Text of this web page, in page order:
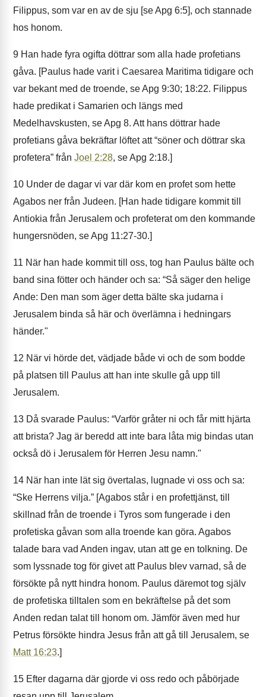
Filippus, som var en av de sju [se Apg 6:5], och stannade
hos honom.
9 Han hade fyra ogifta döttrar som alla hade profetians
gåva. [Paulus hade varit i Caesarea Maritima tidigare och
var bekant med de troende, se Apg 9:30; 18:22. Filippus
hade predikat i Samarien och längs med
Medelhavskusten, se Apg 8. Att hans döttrar hade
profetians gåva bekräftar löftet att “söner och döttrar ska
profetera” från Joel 2:28, se Apg 2:18.]
10 Under de dagar vi var där kom en profet som hette
Agabos ner från Judeen. [Han hade tidigare kommit till
Antiokia från Jerusalem och profeterat om den kommande
hungersnöden, se Apg 11:27-30.]
11 När han hade kommit till oss, tog han Paulus bälte och
band sina fötter och händer och sa: “Så säger den helige
Ande: Den man som äger detta bälte ska judarna i
Jerusalem binda så här och överlämna i hedningars
händer."
12 När vi hörde det, vädjade både vi och de som bodde
på platsen till Paulus att han inte skulle gå upp till
Jerusalem.
13 Då svarade Paulus: “Varför gråter ni och får mitt hjärta
att brista? Jag är beredd att inte bara låta mig bindas utan
också dö i Jerusalem för Herren Jesu namn."
14 När han inte lät sig övertalas, lugnade vi oss och sa:
“Ske Herrens vilja.” [Agabos står i en profettjänst, till
skillnad från de troende i Tyros som fungerade i den
profetiska gåvan som alla troende kan göra. Agabos
talade bara vad Anden ingav, utan att ge en tolkning. De
som lyssnade tog för givet att Paulus blev varnad, så de
försökte på nytt hindra honom. Paulus däremot tog själv
de profetiska tilltalen som en bekräftelse på det som
Anden redan talat till honom om. Jämför även med hur
Petrus försökte hindra Jesus från att gå till Jerusalem, se
Matt 16:23.]
15 Efter dagarna där gjorde vi oss redo och påbörjade